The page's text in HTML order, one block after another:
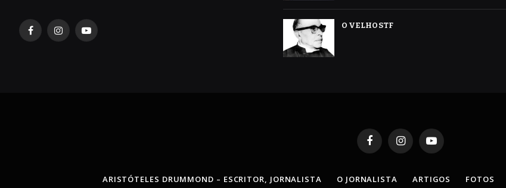
FacebookInstagramYouTube
O VELHO STF
FacebookInstagramYouTube
ARISTÓTELES DRUMMOND – ESCRITOR, JORNALISTA O JORNALISTA ARTIGOS FOTOS